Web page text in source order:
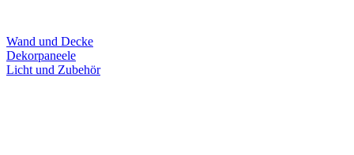
Wand und Decke
Dekorpaneele
Licht und Zubehör